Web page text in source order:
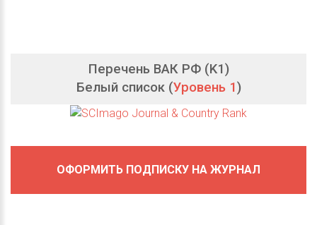
Перечень ВАК РФ (K1)
Белый список (Уровень 1)
ОФОРМИТЬ ПОДПИСКУ НА ЖУРНАЛ